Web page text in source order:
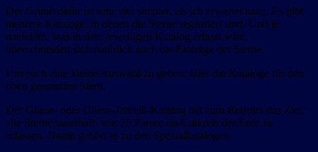
Der Grund dafür ist sehr viel simpler, als ich erwartet hatte. Es gibt
mehrere Kataloge, in denen die Sterne registriert sind. Und je
nachdem, was in dem jeweiligen Katalog erfasst wird,
überschneiden sich natürlich auch die Einträge der Sterne.
Um euch eine kleine Auswahl zu geben: Hier die Kataloge für den
oben genannten Stern.
Der Gliese- oder Gliese-Jahreiß-Katalog hat zum Beispiel das Ziel,
alle Sterne innerhalb von 25 Parsec im Umkreis der Erde zu
erfassen. Damit gehört er zu den Spezialkatalogen.